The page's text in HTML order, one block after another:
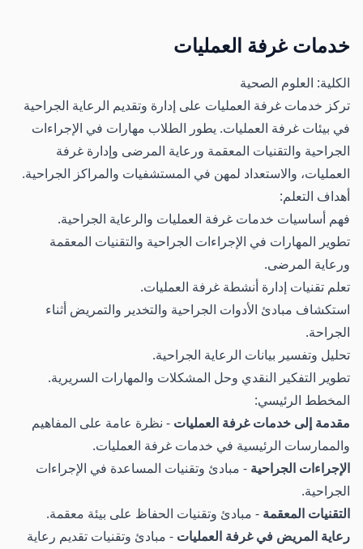
خدمات غرفة العمليات
الكلية: العلوم الصحية
تركز خدمات غرفة العمليات على إدارة وتقديم الرعاية الجراحية
في بيئات غرفة العمليات. يطور الطلاب مهارات في الإجراءات
الجراحية والتقنيات المعقمة ورعاية المرضى وإدارة غرفة
العمليات، والاستعداد لمهن في المستشفيات والمراكز الجراحية.
أهداف التعلم:
فهم أساسيات خدمات غرفة العمليات والرعاية الجراحية.
تطوير المهارات في الإجراءات الجراحية والتقنيات المعقمة
ورعاية المرضى.
تعلم تقنيات إدارة أنشطة غرفة العمليات.
استكشاف مبادئ الأدوات الجراحية والتخدير والتمريض أثناء
الجراحة.
تحليل وتفسير بيانات الرعاية الجراحية.
تطوير التفكير النقدي وحل المشكلات والمهارات السريرية.
المخطط الرئيسي:
مقدمة إلى خدمات غرفة العمليات - نظرة عامة على المفاهيم
والممارسات الرئيسية في خدمات غرفة العمليات.
الإجراءات الجراحية - مبادئ وتقنيات المساعدة في الإجراءات
الجراحية.
التقنيات المعقمة - مبادئ وتقنيات الحفاظ على بيئة معقمة.
رعاية المريض في غرفة العمليات - مبادئ وتقنيات تقديم رعاية